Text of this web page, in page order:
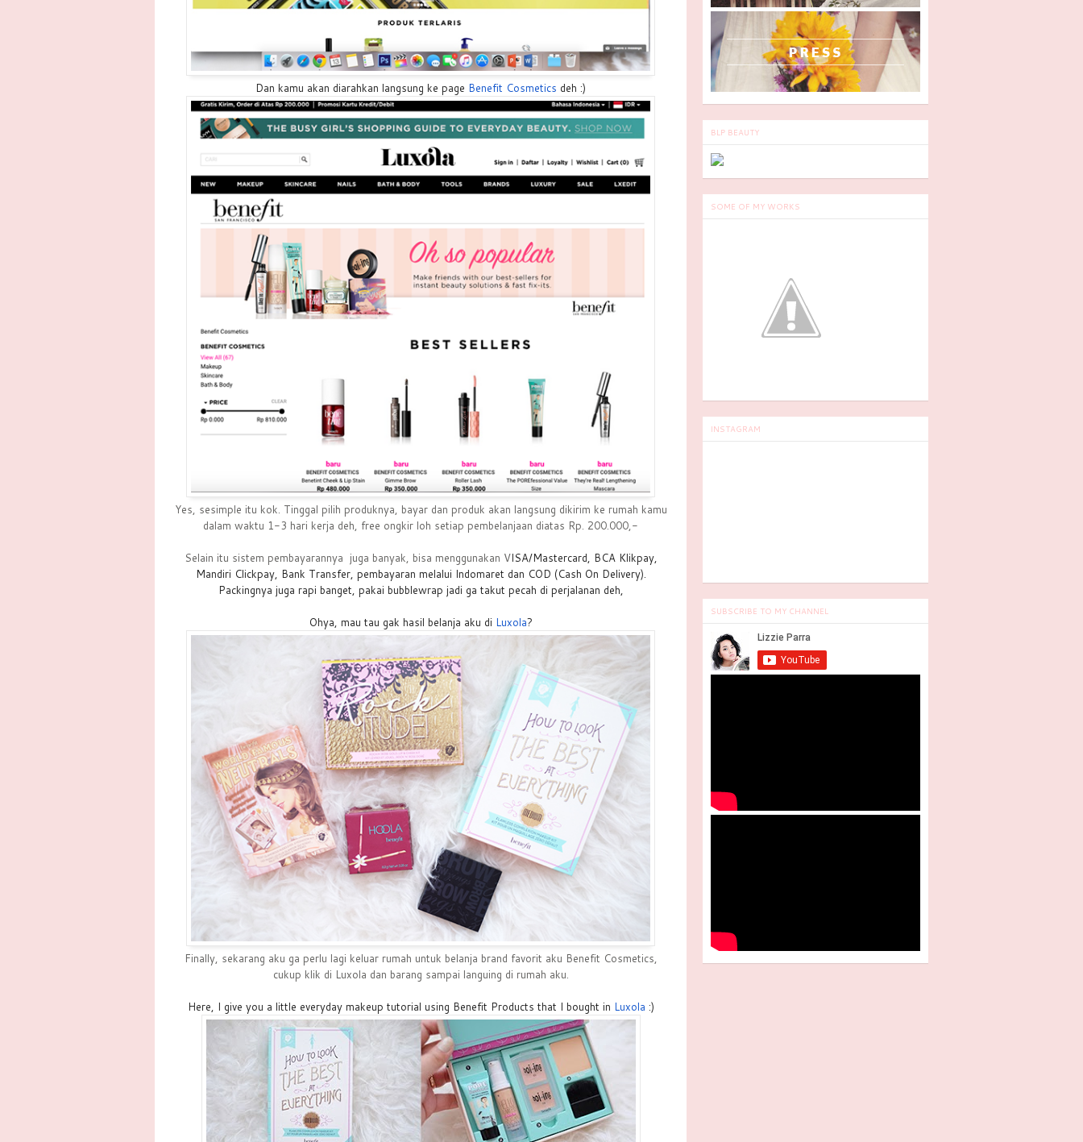
Dan kamu akan diarahkan langsung ke page Benefit Cosmetics deh :)
Yes, sesimple itu kok. Tinggal pilih produknya, bayar dan produk akan langsung dikirim ke rumah kamu
dalam waktu 1-3 hari kerja deh, free ongkir loh setiap pembelanjaan diatas Rp. 200.000,-
Selain itu sistem pembayarannya juga banyak, bisa menggunakan VISA/Mastercard, BCA Klikpay,
Mandiri Clickpay, Bank Transfer, pembayaran melalui Indomaret dan COD (Cash On Delivery).
Packingnya juga rapi banget, pakai bubblewrap jadi ga takut pecah di perjalanan deh,
Ohya, mau tau gak hasil belanja aku di Luxola?
Finally, sekarang aku ga perlu lagi keluar rumah untuk belanja brand favorit aku Benefit Cosmetics,
cukup klik di Luxola dan barang sampai languing di rumah aku.
Here, I give you a little everyday makeup tutorial using Benefit Products that I bought in Luxola :)
BLP BEAUTY
SOME OF MY WORKS
INSTAGRAM
SUBSCRIBE TO MY CHANNEL